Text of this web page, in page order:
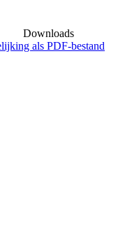
Downloads
als PDF-bestand